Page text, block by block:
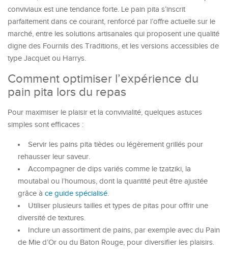
conviviaux est une tendance forte. Le pain pita s’inscrit
parfaitement dans ce courant, renforcé par l’offre actuelle sur le
marché, entre les solutions artisanales qui proposent une qualité
digne des Fournils des Traditions, et les versions accessibles de
type Jacquet ou Harrys.
Comment optimiser l’expérience du
pain pita lors du repas
Pour maximiser le plaisir et la convivialité, quelques astuces
simples sont efficaces :
Servir les pains pita tièdes ou légèrement grillés pour
rehausser leur saveur.
Accompagner de dips variés comme le tzatziki, la
moutabal ou l’houmous, dont la quantité peut être ajustée
grâce à ce guide spécialisé.
Utiliser plusieurs tailles et types de pitas pour offrir une
diversité de textures.
Inclure un assortiment de pains, par exemple avec du Pain
de Mie d’Or ou du Baton Rouge, pour diversifier les plaisirs.